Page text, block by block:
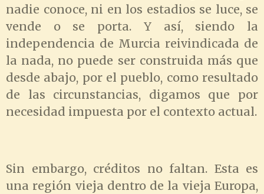
nadie conoce, ni en los estadios se luce, se
vende o se porta. Y así, siendo la
independencia de Murcia reivindicada de
la nada, no puede ser construida más que
desde abajo, por el pueblo, como resultado
de las circunstancias, digamos que por
necesidad impuesta por el contexto actual.
Sin embargo, créditos no faltan. Esta es
una región vieja dentro de la vieja Europa,